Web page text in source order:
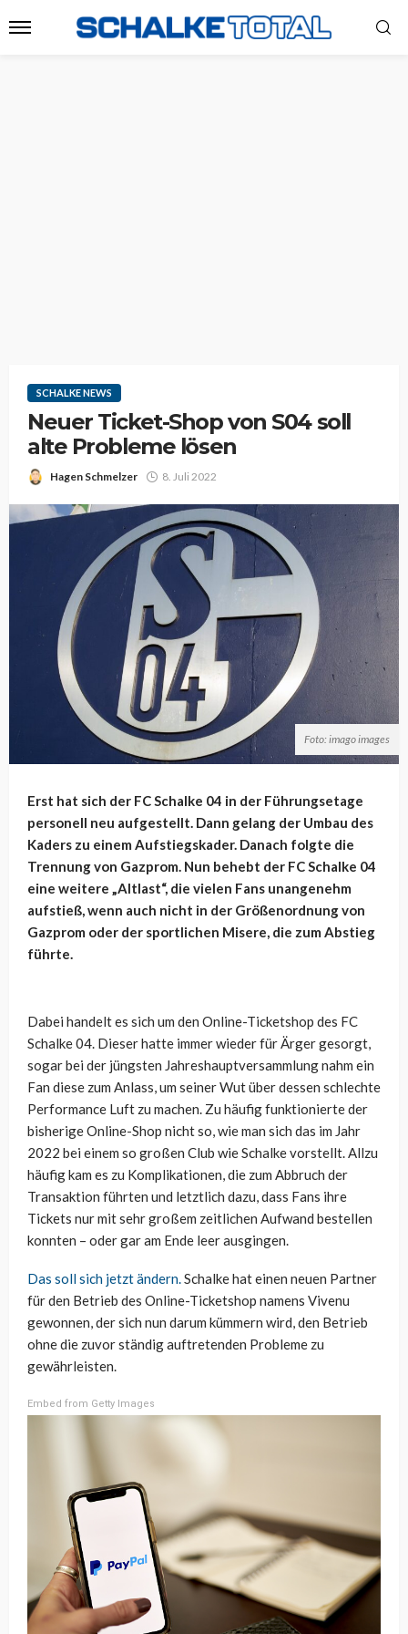
SCHALKE NEWS
Neuer Ticket-Shop von S04 soll
alte Probleme lösen
Hagen Schmelzer 8. Juli 2022
Foto: imago images
Erst hat sich der FC Schalke 04 in der Führungsetage
personell neu aufgestellt. Dann gelang der Umbau des
Kaders zu einem Aufstiegskader. Danach folgte die
Trennung von Gazprom. Nun behebt der FC Schalke 04
eine weitere „Altlast“, die vielen Fans unangenehm
aufstieß, wenn auch nicht in der Größenordnung von
Gazprom oder der sportlichen Misere, die zum Abstieg
führte.
Dabei handelt es sich um den Online-Ticketshop des FC
Schalke 04. Dieser hatte immer wieder für Ärger gesorgt,
sogar bei der jüngsten Jahreshauptversammlung nahm ein
Fan diese zum Anlass, um seiner Wut über dessen schlechte
Performance Luft zu machen. Zu häufig funktionierte der
bisherige Online-Shop nicht so, wie man sich das im Jahr
2022 bei einem so großen Club wie Schalke vorstellt. Allzu
häufig kam es zu Komplikationen, die zum Abbruch der
Transaktion führten und letztlich dazu, dass Fans ihre
Tickets nur mit sehr großem zeitlichen Aufwand bestellen
konnten – oder gar am Ende leer ausgingen.
Das soll sich jetzt ändern.Schalke hat einen neuen Partner
für den Betrieb des Online-Ticketshop namens Vivenu
gewonnen, der sich nun darum kümmern wird, den Betrieb
ohne die zuvor ständig auftretenden Probleme zu
gewährleisten.
Embed from Getty Images